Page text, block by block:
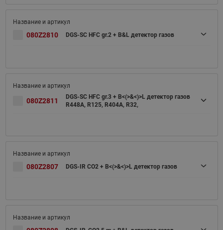
080Z2810 DGS-SC HFC gr.2 + B&L детектор газов
080Z2811
DGS-SC HFC gr.3 + B<(>&<)>L детектор газов
R448A, R125, R404A, R32,
080Z2807 DGS-IR CO2 + B<(>&<)>L детектор газов